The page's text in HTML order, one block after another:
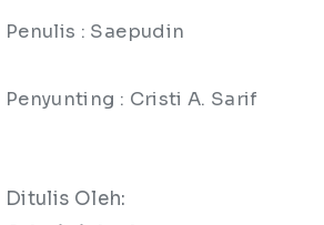
Penulis : Saepudin
Penyunting : Cristi A. Sarif
Ditulis Oleh: